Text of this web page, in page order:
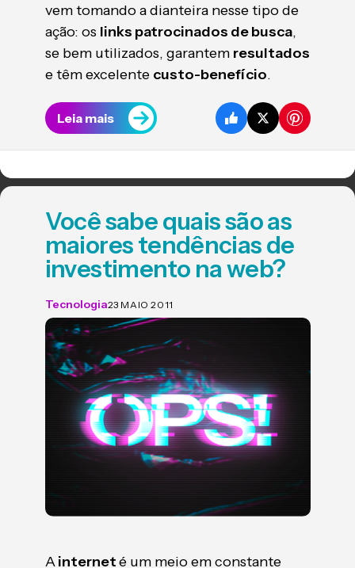
vem tomando a dianteira nesse tipo de
ação: os links patrocinados de busca,
se bem utilizados, garantem resultados
e têm excelente custo-benefício.
Leia mais
Você sabe quais são as
maiores tendências de
investimento na web?
Tecnologia23 MAIO 2011
Ainterneté um meio em constante